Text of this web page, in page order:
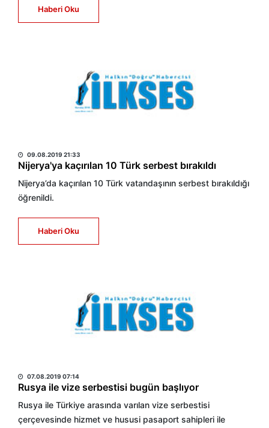
Haberi Oku
09.08.2019 21:33
Nijerya'ya kaçırılan 10 Türk serbest bırakıldı
Nijerya’da kaçırılan 10 Türk vatandaşının serbest bırakıldığı
öğrenildi.
Haberi Oku
07.08.2019 07:14
Rusya ile vize serbestisi bugün başlıyor
Rusya ile Türkiye arasında varılan vize serbestisi
çerçevesinde hizmet ve hususi pasaport sahipleri ile